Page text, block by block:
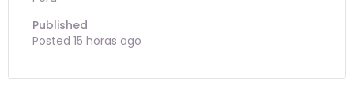
Published
Posted 15 horas ago